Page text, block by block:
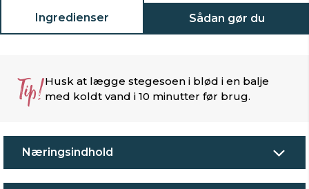
Ingredienser Sådan gør du
Tip!Husk at lægge stegesoen i blød i en balje
med koldt vand i 10 minutter før brug.
Næringsindhold